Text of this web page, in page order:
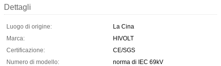
Dettagli
Luogo di origine:
La Cina
Marca:
HIVOLT
Certificazione:
CE/SGS
Numero di modello:
norma di IEC 69kV